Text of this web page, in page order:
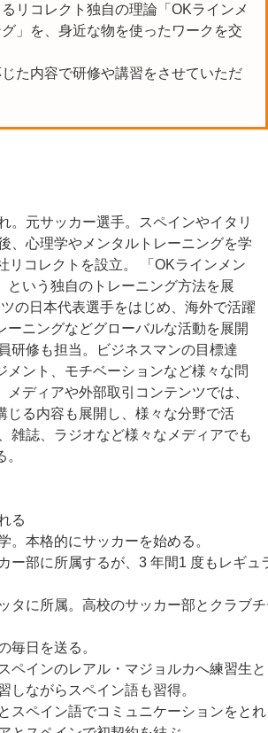
リコレクト独自の理論「OKラインメ
」を、身近な物を使ったワークを交
た内容で研修や講習をさせていただ
。元サッカー選手。スペインやイタリ
、心理学やメンタルトレーニングを学
リコレクトを設立。 「OKラインメン
という独自のトレーニング方法を展
の日本代表選手をはじめ、海外で活躍
ーニングなどグローバルな活動を展開
研修も担当。ビジネスマンの目標達
メント、モチベーションなど様々な問
メディアや外部取引コンテンツでは、
じる内容も展開し、様々な分野で活
雑誌、ラジオなど様々なメディアでも
る
。本格的にサッカーを始める。
ー部に所属するが、3 年間1 度もレギュ
タに所属。高校のサッカー部とクラブ
毎日を送る。
ペインのレアル・マジョルカへ練習生
しながらスペイン語も習得。
スペイン語でコミュニケーションをと